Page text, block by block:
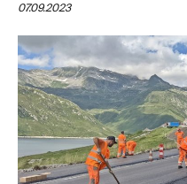
07.09.2023